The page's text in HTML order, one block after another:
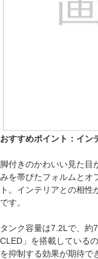
おすすめポイント：イン
脚付きのかわいい見た目
みを帯びたフォルムとオ
ト。インテリアとの相
です。
タンク容量は7.2Lで、約
CLED」を搭載している
を抑制する効果が期待で